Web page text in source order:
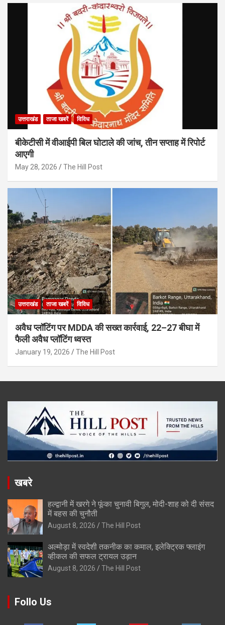
उत्तराखंड ताजा खबरें विविध
बीकेटीसी में वीआईपी बिल घोटाले की जांच, तीन सप्ताह में रिपोर्ट
आएगी
May 28, 2026 The Hill Post
उत्तराखंड ताजा खबरें विविध
अवैध प्लॉटिंग पर MDDA की सख्त कार्रवाई, 22–27 बीघा में
फैली अवैध प्लॉटिंग ध्वस्त
January 19, 2026 The Hill Post
खबरे
हल्द्वानी में खरगे ने फूंका चुनावी बिगुल, मोदी-शाह को दी संसद
में बहस की चुनौती
August 8, 2026 The Hill Post
अल्मोड़ा में स्वदेशी तकनीक का कमाल, इलेक्ट्रिक फ्लाइंग
व्हीकल की सफल ट्रायल उड़ान
August 8, 2026 The Hill Post
Follo Us